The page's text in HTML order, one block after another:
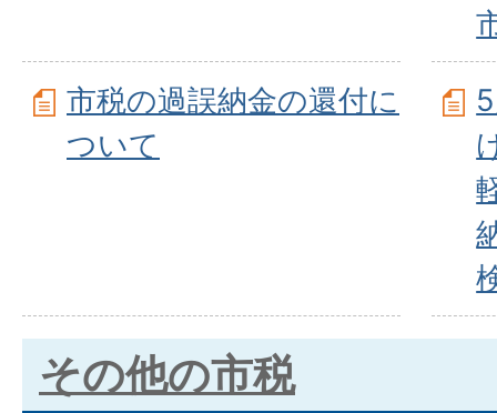
市税の過誤納金の還付に
ついて
その他の市税